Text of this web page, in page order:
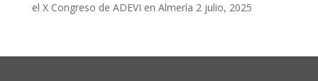
el X Congreso de ADEVI en Almería 2 julio, 2025